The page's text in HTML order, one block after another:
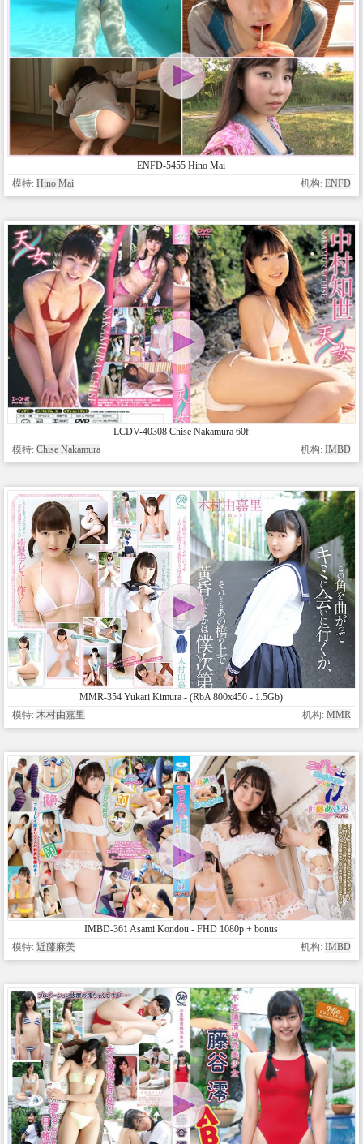
ENFD-5455 Hino Mai
模特: Hino Mai 机构: ENFD
LCDV-40308 Chise Nakamura 60f
模特: Chise Nakamura 机构: IMBD
MMR-354 Yukari Kimura - (RbA 800x450 - 1.5Gb)
模特: 木村由嘉里 机构: MMR
IMBD-361 Asami Kondou - FHD 1080p + bonus
模特: 近藤麻美 机构: IMBD